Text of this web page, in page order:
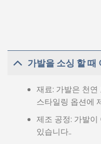
가발을 소싱 할 때
재료: 가발은 천
스타일링 옵션에
제조 공정: 가발
있습니다..